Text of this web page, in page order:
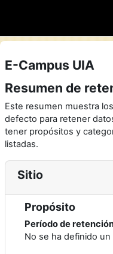
E-Campus UIA
Resumen de
Este resumen muestra
defecto para retener
tener propósitos y
listadas.
Sitio
Propósito
Período de
No se ha definido